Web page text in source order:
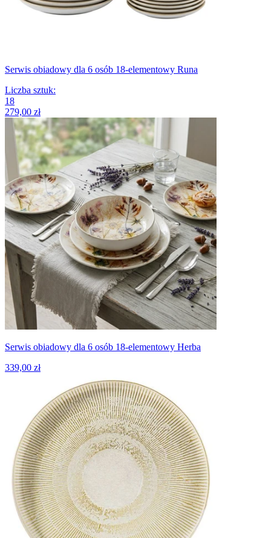
Serwis obiadowy dla 6 osób 18-elementowy Runa
Liczba sztuk:
18
279,00 zł
Serwis obiadowy dla 6 osób 18-elementowy Herba
339,00 zł